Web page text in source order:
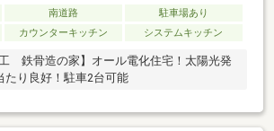
南道路
駐車場あり
カウンターキッチン システムキッチン
工 鉄骨造の家】オール電化住宅！太陽光発
たり良好！駐車2台可能